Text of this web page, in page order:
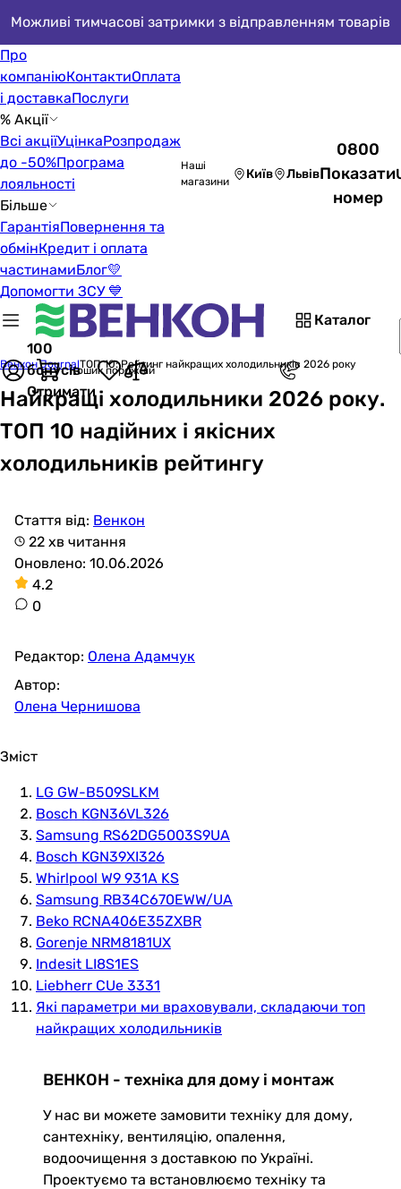
Можливі тимчасові затримки з відправленням товарів
Про
компаніюКонтактиОплата
і доставкаПослуги
% Акції
Всі акціїУцінкаРозпродаж
до -50%Програма
лояльності
Більше
ГарантіяПовернення та
обмінКредит і оплата
частинамиБлог💛
Допомогти ЗСУ 💙
Наші
магазини
Київ Львів
0800
Показати
номер
Каталог
100
бонусів
Отримати
Кошик порожній
Венкон JournalТОП 10: Рейтинг найкращих холодильників 2026 року
Найкращі холодильники 2026 року.
ТОП 10 надійних і якісних
холодильників рейтингу
Стаття від: Венкон
22 хв читання
Оновлено: 10.06.2026
4.2
0
Редактор: Олена Адамчук
Автор:
Олена Чернишова
Зміст
LG GW-B509SLKM
Bosch KGN36VL326
Samsung RS62DG5003S9UA
Bosch KGN39XI326
Whirlpool W9 931A KS
Samsung RB34C670EWW/UA
Beko RCNA406E35ZXBR
Gorenje NRM8181UX
Indesit LI8S1ES
Liebherr CUe 3331
Які параметри ми враховували, складаючи топ
найкращих холодильників
ВЕНКОН - техніка для дому і монтаж
У нас ви можете замовити техніку для дому,
сантехніку, вентиляцію, опалення,
водоочищення з доставкою по Україні.
Проектуємо та встановлюємо техніку та